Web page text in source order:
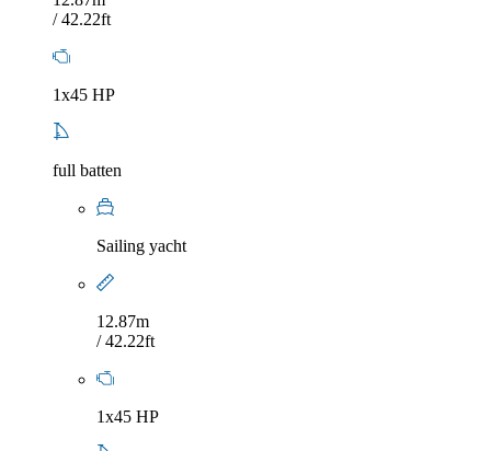
/ 42.22ft
1x45 HP
full batten
Sailing yacht
12.87m
/ 42.22ft
1x45 HP